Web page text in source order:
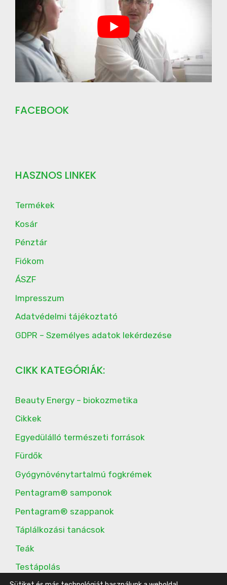
FACEBOOK
HASZNOS LINKEK
Termékek
Kosár
Pénztár
Fiókom
ÁSZF
Impresszum
Adatvédelmi tájékoztató
GDPR – Személyes adatok lekérdezése
CIKK KATEGÓRIÁK:
Beauty Energy – biokozmetika
Cikkek
Egyedülálló természeti források
Fürdők
Gyógynövénytartalmú fogkrémek
Pentagram® samponok
Pentagram® szappanok
Táplálkozási tanácsok
Teák
Testápolás